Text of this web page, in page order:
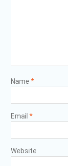
Name *
Email *
Website